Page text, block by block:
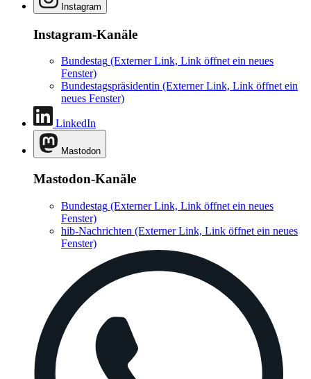
Instagram
Instagram-Kanäle
Bundestag (Externer Link, Link öffnet ein neues
Fenster)
Bundestagspräsidentin (Externer Link, Link öffnet ein
neues Fenster)
LinkedIn
Mastodon
Mastodon-Kanäle
Bundestag (Externer Link, Link öffnet ein neues
Fenster)
hib-Nachrichten (Externer Link, Link öffnet ein neues
Fenster)